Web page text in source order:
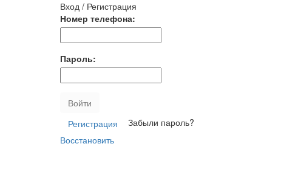
Вход / Регистрация
Номер телефона:
Пароль:
Войти
Регистрация
Забыли пароль?
Восстановить